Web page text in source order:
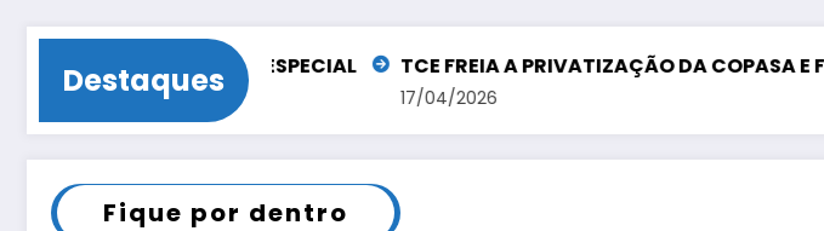
DestaquesESPECIAL TCE FREIA A PRIVATIZAÇÃO DA COPASA E
17/04/2026
Fique por dentro